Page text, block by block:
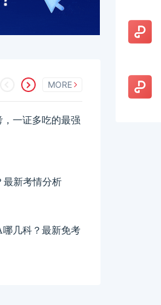
MORE
一证多吃的最强
最新考情分析
哪几科？最新免考